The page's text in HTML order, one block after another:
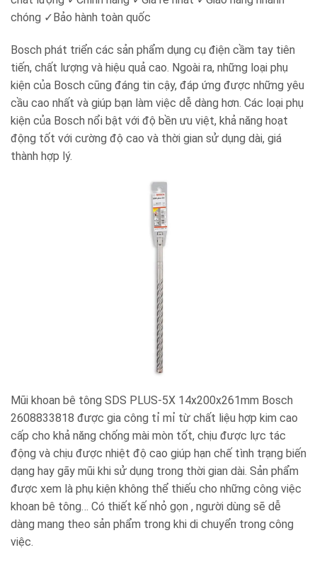
chóng ✓Bảo hành toàn quốc
Bosch phát triển các sản phẩm dụng cụ điện cầm tay tiên
tiến, chất lượng và hiệu quả cao. Ngoài ra, những loại phụ
kiện của Bosch cũng đáng tin cậy, đáp ứng được những yêu
cầu cao nhất và giúp bạn làm việc dễ dàng hơn. Các loại phụ
kiện của Bosch nổi bật với độ bền ưu việt, khả năng hoạt
động tốt với cường độ cao và thời gian sử dụng dài, giá
thành hợp lý.
Mũi khoan bê tông SDS PLUS-5X 14x200x261mm Bosch
2608833818 được gia công tỉ mỉ từ chất liệu hợp kim cao
cấp cho khả năng chống mài mòn tốt, chịu được lực tác
động và chịu được nhiệt độ cao giúp hạn chế tình trạng biến
dạng hay gãy mũi khi sử dụng trong thời gian dài. Sản phẩm
được xem là phụ kiện không thể thiếu cho những công việc
khoan bê tông… Có thiết kế nhỏ gọn , người dùng sẽ dễ
dàng mang theo sản phẩm trong khi di chuyển trong công
việc.